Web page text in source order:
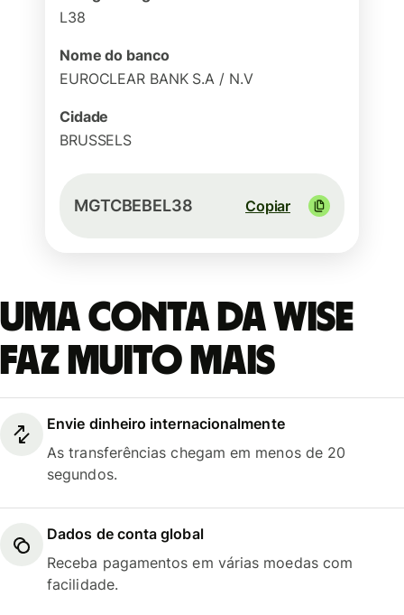
L38
Nome do banco
EUROCLEAR BANK S.A / N.V
Cidade
BRUSSELS
MGTCBEBEL38 Copiar
Uma conta da Wise
faz muito mais
Envie dinheiro internacionalmente
As transferências chegam em menos de 20
segundos.
Dados de conta global
Receba pagamentos em várias moedas com
facilidade.